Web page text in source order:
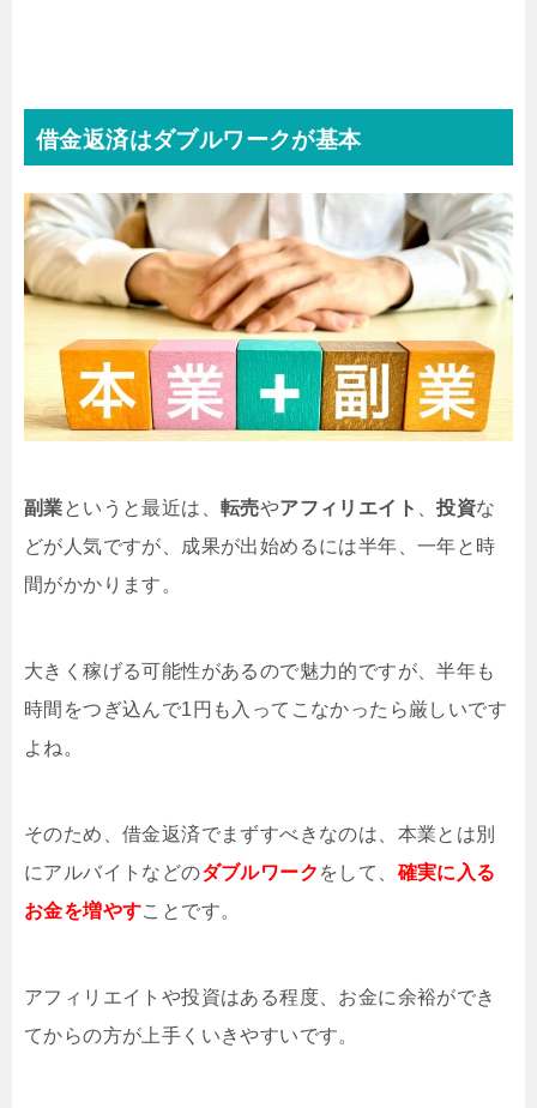
借金返済はダブルワークが基本
副業というと最近は、転売やアフィリエイト 、投資な
どが人気ですが、成果が出始めるには半年、一年と時
間がかかります。
大きく稼げる可能性があるので魅力的ですが、半年も
時間をつぎ込んで1円も入ってこなかったら厳しいです
よね。
そのため、借金返済でまずすべきなのは、本業とは別
にアルバイトなどのダブルワーク をして、 確実に入る
お金を増やすことです。
アフィリエイトや投資はある程度、お金に余裕ができ
てからの方が上手くいきやすいです。